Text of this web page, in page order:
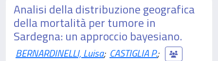
Analisi della distribuzione geografica
della mortalità per tumore in
Sardegna: un approccio bayesiano.
BERNARDINELLI, Luisa; CASTIGLIA P.;